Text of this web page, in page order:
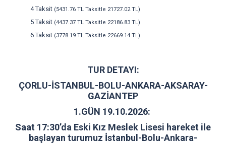
4 Taksit (5431.76 TL Taksitle 21727.02 TL)
5 Taksit (4437.37 TL Taksitle 22186.83 TL)
6 Taksit (3778.19 TL Taksitle 22669.14 TL)
TUR DETAYI:
ÇORLU-İSTANBUL-BOLU-ANKARA-AKSARAY-
GAZİANTEP
1.GÜN 19.10.2026:
Saat 17:30’da Eski Kız Meslek Lisesi hareket ile
başlayan turumuz İstanbul-Bolu-Ankara-